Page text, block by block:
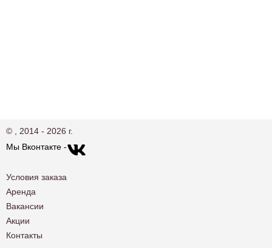
© , 2014 - 2026 г.
Мы Вконтакте -
Условия заказа
Аренда
Вакансии
Акции
Контакты